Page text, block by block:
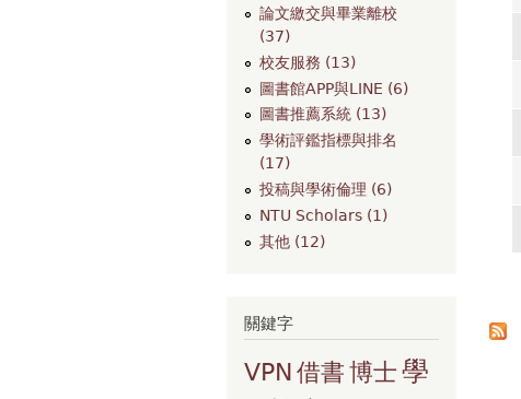
論文繳交與畢業離校
(37)
校友服務 (13)
圖書館APP與LINE (6)
圖書推薦系統 (13)
學術評鑑指標與排名
(17)
投稿與學術倫理 (6)
NTU Scholars (1)
其他 (12)
關鍵字
VPN借書博士學